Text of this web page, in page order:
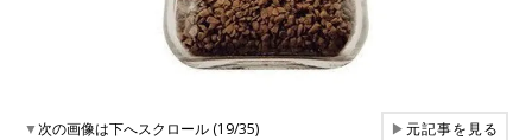
▼次の画像は下へスクロール (19/35) ▶元記事を見る